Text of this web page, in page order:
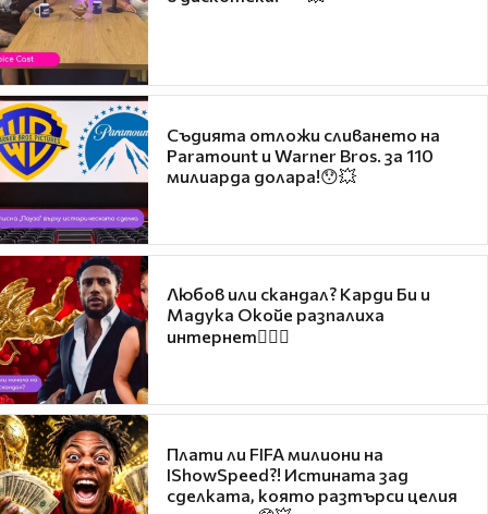
Съдията отложи сливането на
Paramount и Warner Bros. за 110
милиарда долара!😯💥
Любов или скандал? Карди Би и
Мадука Окойе разпалиха
интернет❤️‍🔥🔥
Плати ли FIFA милиони на
IShowSpeed?! Истината зад
сделката, която разтърси целия